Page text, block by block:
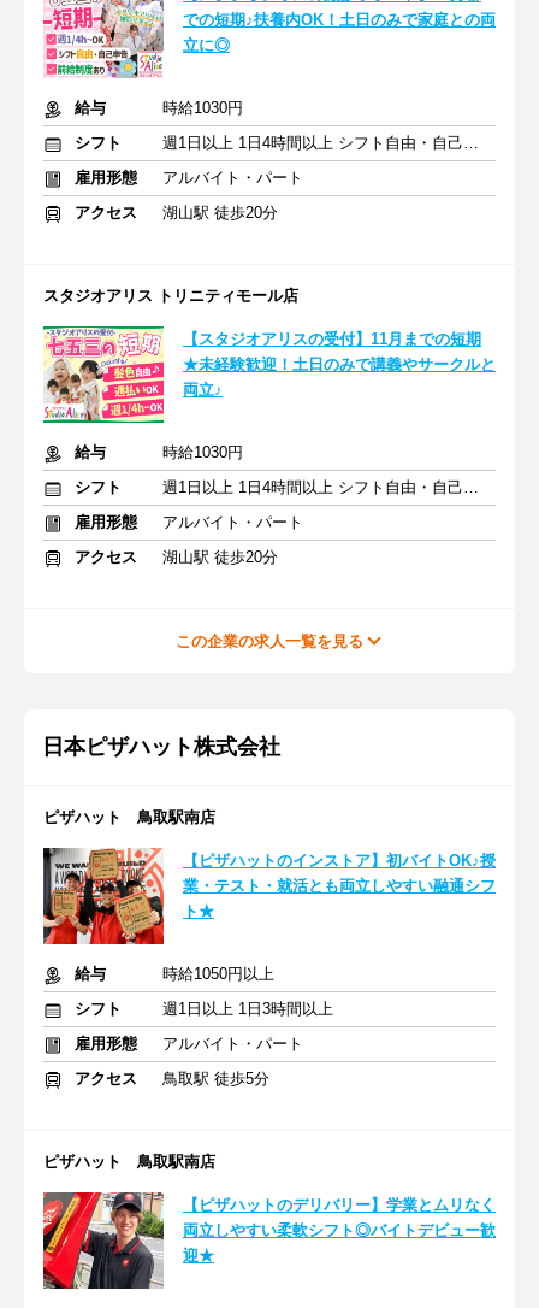
での短期♪扶養内OK！土日のみで家庭との両
立に◎
給与
時給1030円
シフト
週1日以上 1日4時間以上 シフト自由・自己申告
雇用形態
アルバイト・パート
アクセス
湖山駅 徒歩20分
スタジオアリス トリニティモール店
【スタジオアリスの受付】11月までの短期
★未経験歓迎！土日のみで講義やサークルと
両立♪
給与
時給1030円
シフト
週1日以上 1日4時間以上 シフト自由・自己申告
雇用形態
アルバイト・パート
アクセス
湖山駅 徒歩20分
この企業の求人一覧を見る
日本ピザハット株式会社
ピザハット 鳥取駅南店
【ピザハットのインストア】初バイトOK♪授
業・テスト・就活とも両立しやすい融通シフ
ト★
給与
時給1050円以上
シフト
週1日以上 1日3時間以上
雇用形態
アルバイト・パート
アクセス
鳥取駅 徒歩5分
ピザハット 鳥取駅南店
【ピザハットのデリバリー】学業とムリなく
両立しやすい柔軟シフト◎バイトデビュー歓
迎★